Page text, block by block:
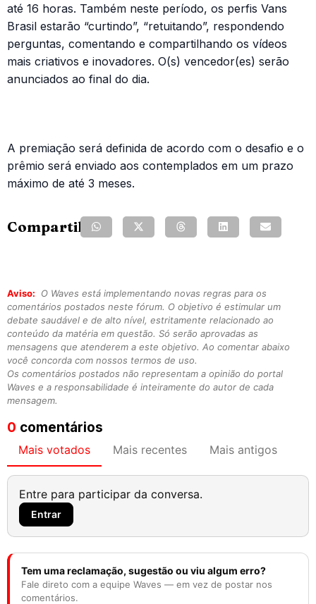
até 16 horas. Também neste período, os perfis Vans
Brasil estarão “curtindo”, “retuitando”, respondendo
perguntas, comentando e compartilhando os vídeos
mais criativos e inovadores. O(s) vencedor(es) serão
anunciados ao final do dia.
A premiação será definida de acordo com o desafio e o
prêmio será enviado aos contemplados em um prazo
máximo de até 3 meses.
Compartilhe:
Aviso:
O Waves está implementando novas regras para os
comentários postados neste fórum. O objetivo é estimular um
debate saudável e de alto nível, estritamente relacionado ao
conteúdo da matéria em questão. Só serão aprovadas as
mensagens que atenderem a este objetivo. Ao comentar abaixo
você concorda com nossos termos de uso.
Os comentários postados não representam a opinião do portal
Waves e a responsabilidade é inteiramente do autor de cada
mensagem.
0 comentários
Mais votados Mais recentes Mais antigos
Entre para participar da conversa.
Entrar
Tem uma reclamação, sugestão ou viu algum erro?
Fale direto com a equipe Waves — em vez de postar nos
comentários.